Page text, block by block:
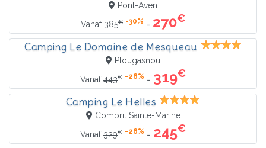
Pont-Aven
Vanaf385€ -30% = 270€
Camping Le Domaine de Mesqueau
Plougasnou
Vanaf443€ -28% = 319€
Camping Le Helles
Combrit Sainte-Marine
Vanaf329€ -26% = 245€